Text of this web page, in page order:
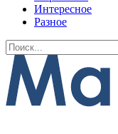
Интересное
Разное